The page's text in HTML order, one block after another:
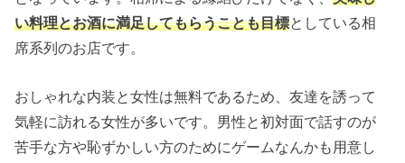
い料理とお酒に満足してもらうことも目標としている相
席系列のお店です。
おしゃれな内装と女性は無料であるため、友達を誘って
気軽に訪れる女性が多いです。男性と初対面で話すのが
苦手な方や恥ずかしい方のためにゲームなんかも用意し